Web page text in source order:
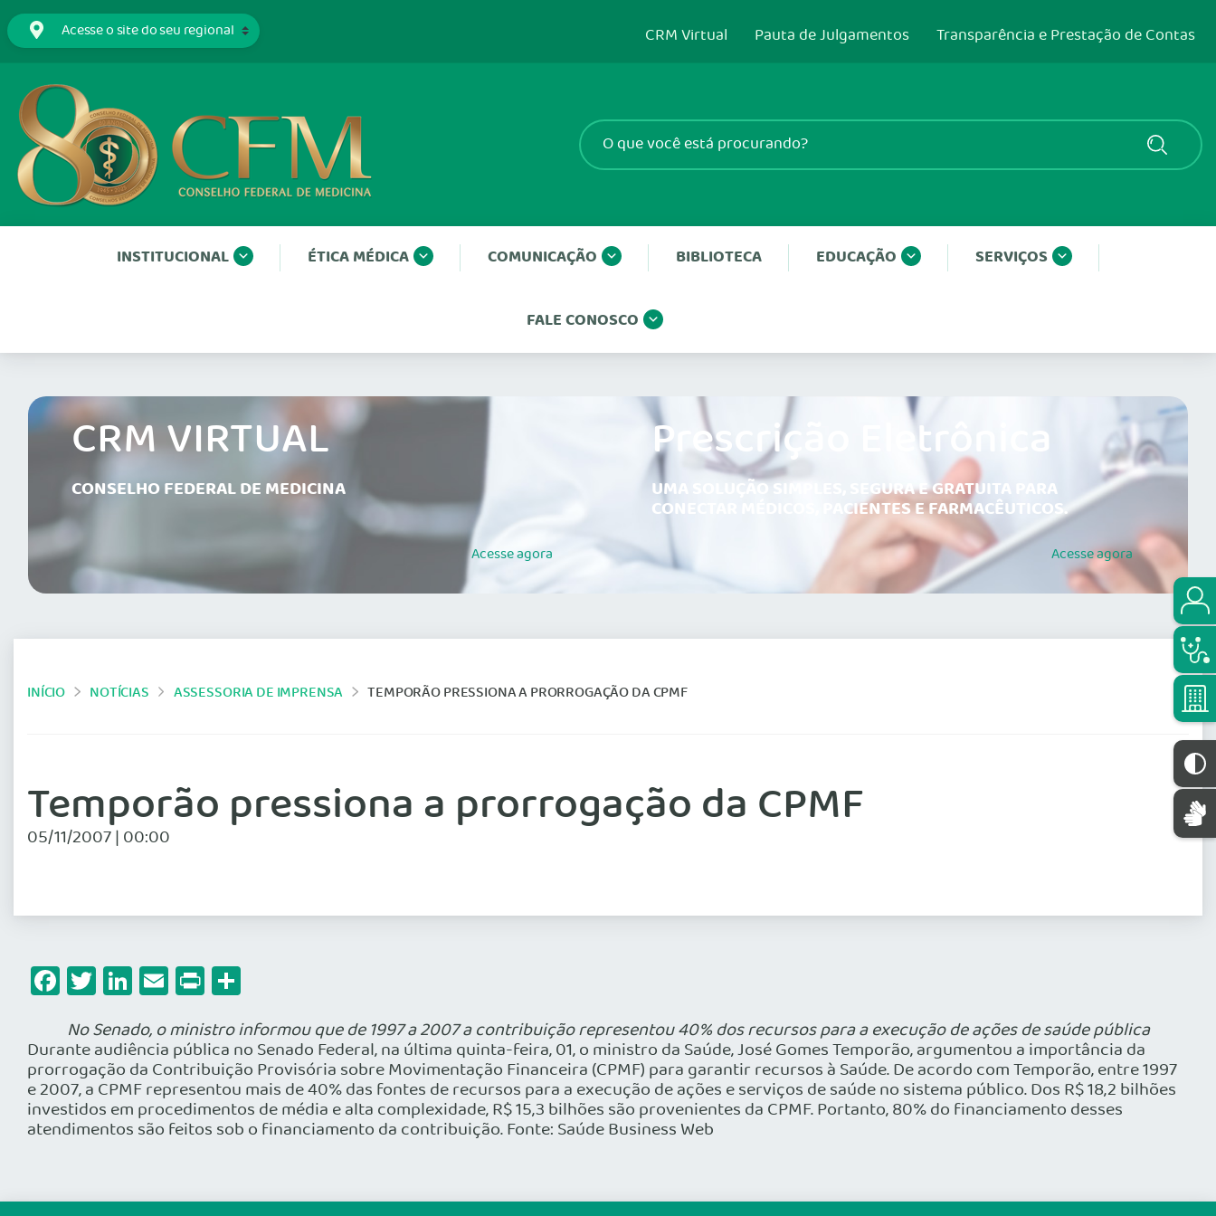
CRM Virtual Pauta de Julgamentos Transparência e Prestação de Contas
INSTITUCIONAL ÉTICA MÉDICA COMUNICAÇÃO BIBLIOTECA EDUCAÇÃO SERVIÇOS
FALE CONOSCO
CRM VIRTUAL
CONSELHO FEDERAL DE MEDICINA
Acesseagora
Prescrição Eletrônica
UMA SOLUÇÃO SIMPLES, SEGURA E GRATUITA PARA
CONECTAR MÉDICOS, PACIENTES E FARMACÊUTICOS.
Acesseagora
INÍCIO NOTÍCIAS ASSESSORIA DE IMPRENSA TEMPORÃO PRESSIONA A PRORROGAÇÃO DA CPMF
Temporão pressiona a prorrogação da CPMF
05/11/2007 | 00:00
Facebook
Twitter
LinkedIn
Email
Print
No Senado, o ministro informou que de 1997 a 2007 a contribuição representou 40% dos recursos para a execução de ações de saúde pública
Durante audiência pública no Senado Federal, na última quinta-feira, 01, o ministro da Saúde, José Gomes Temporão, argumentou a importância da
prorrogação da Contribuição Provisória sobre Movimentação Financeira (CPMF) para garantir recursos à Saúde. De acordo com Temporão, entre 1997
e 2007, a CPMF representou mais de 40% das fontes de recursos para a execução de ações e serviços de saúde no sistema público. Dos R$ 18,2 bilhões
investidos em procedimentos de média e alta complexidade, R$ 15,3 bilhões são provenientes da CPMF. Portanto, 80% do financiamento desses
atendimentos são feitos sob o financiamento da contribuição. Fonte: Saúde Business Web